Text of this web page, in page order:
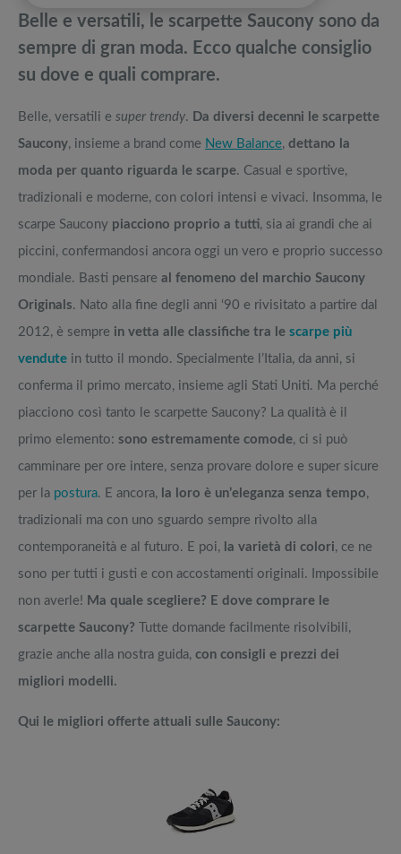
Incuriosito dagli smart glasses? La guida sugli occhiali intelligenti
Offerte robot aspirapolvere da non perdere nella Black Friday Week
Belle e versatili, le scarpette Saucony sono da
sempre di gran moda. Ecco qualche consiglio
su dove e quali comprare.
Belle, versatili e super trendy. Da diversi decenni le scarpette
Saucony, insieme a brand come New Balance, dettano la
moda per quanto riguarda le scarpe. Casual e sportive,
tradizionali e moderne, con colori intensi e vivaci. Insomma, le
scarpe Saucony piacciono proprio a tutti, sia ai grandi che ai
piccini, confermandosi ancora oggi un vero e proprio successo
mondiale. Basti pensare al fenomeno del marchio Saucony
Originals. Nato alla fine degli anni ‘90 e rivisitato a partire dal
2012, è sempre in vetta alle classifiche tra le scarpe più
vendute in tutto il mondo. Specialmente l’Italia, da anni, si
conferma il primo mercato, insieme agli Stati Uniti. Ma perché
piacciono così tanto le scarpette Saucony? La qualità è il
primo elemento: sono estremamente comode, ci si può
camminare per ore intere, senza provare dolore e super sicure
per la postura. E ancora, la loro è un’eleganza senza tempo,
tradizionali ma con uno sguardo sempre rivolto alla
contemporaneità e al futuro. E poi, la varietà di colori, ce ne
sono per tutti i gusti e con accostamenti originali. Impossibile
non averle! Ma quale scegliere? E dove comprare le
scarpette Saucony? Tutte domande facilmente risolvibili,
grazie anche alla nostra guida, con consigli e prezzi dei
migliori modelli.
Qui le migliori offerte attuali sulle Saucony: